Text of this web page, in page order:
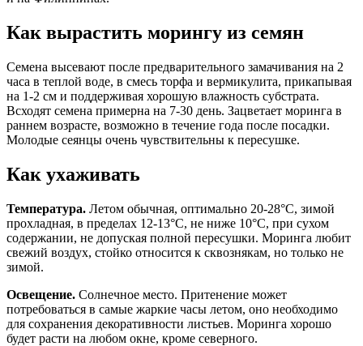
Как вырастить морингу из семян
Семена высевают после предварительного замачивания на 2
часа в теплой воде, в смесь торфа и вермикулита, прикапывая
на 1-2 см и поддерживая хорошую влажность субстрата.
Всходят семена примерна на 7-30 день. Зацветает моринга в
раннем возрасте, возможно в течение года после посадки.
Молодые сеянцы очень чувствительны к пересушке.
Как ухаживать
Температура. Летом обычная, оптимально 20-28°С, зимой
прохладная, в пределах 12-13°С, не ниже 10°С, при сухом
содержании, не допуская полной пересушки. Моринга любит
свежий воздух, стойко относится к сквознякам, но только не
зимой.
Освещение. Солнечное место. Притенение может
потребоваться в самые жаркие часы летом, оно необходимо
для сохранения декоративности листьев. Моринга хорошо
будет расти на любом окне, кроме северного.